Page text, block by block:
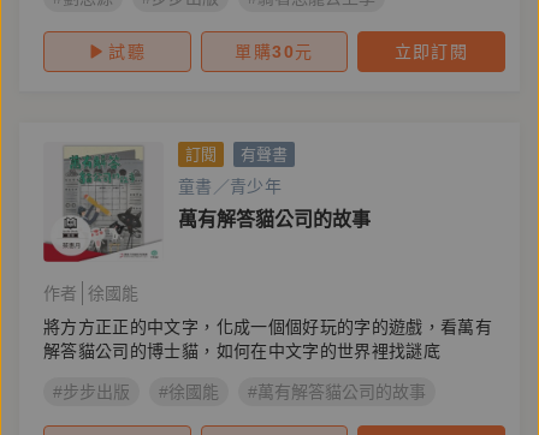
試聽 單購30元 立即訂閱
訂閱 有聲書
童書／青少年
萬有解答貓公司的故事
作者
徐國能
將方方正正的中文字，化成一個個好玩的字的遊戲，看萬有
解答貓公司的博士貓，如何在中文字的世界裡找謎底
#步步出版 #徐國能 #萬有解答貓公司的故事